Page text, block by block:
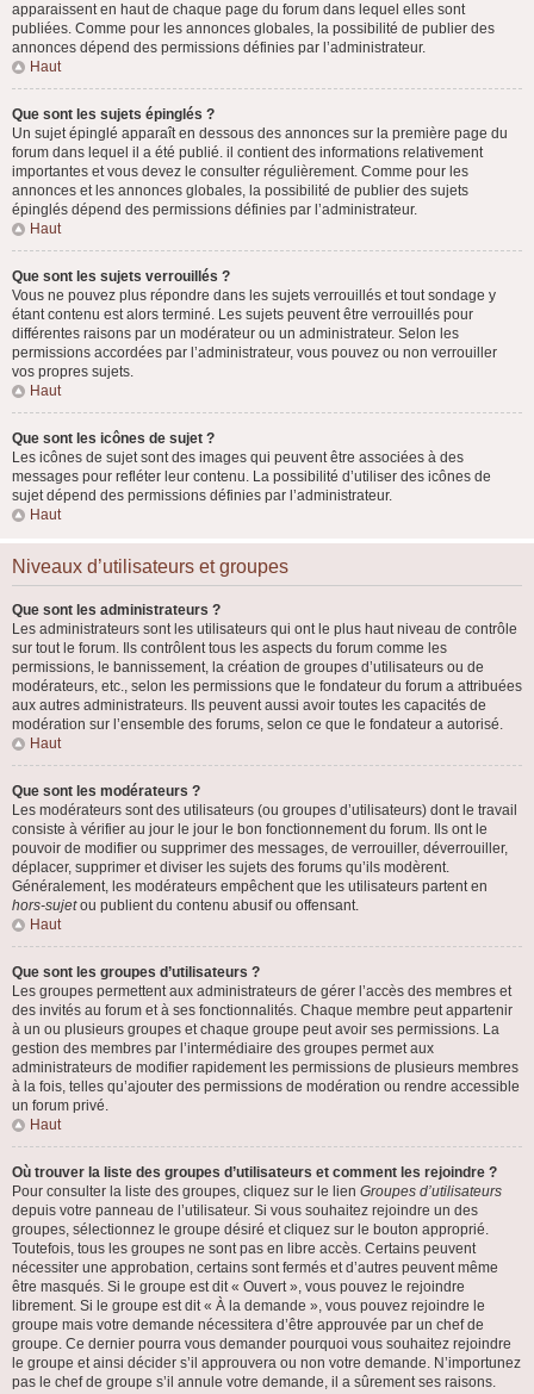
apparaissent en haut de chaque page du forum dans lequel elles sont
publiées. Comme pour les annonces globales, la possibilité de publier des
annonces dépend des permissions définies par l’administrateur.
Haut
Que sont les sujets épinglés ?
Un sujet épinglé apparaît en dessous des annonces sur la première page du
forum dans lequel il a été publié. il contient des informations relativement
importantes et vous devez le consulter régulièrement. Comme pour les
annonces et les annonces globales, la possibilité de publier des sujets
épinglés dépend des permissions définies par l’administrateur.
Haut
Que sont les sujets verrouillés ?
Vous ne pouvez plus répondre dans les sujets verrouillés et tout sondage y
étant contenu est alors terminé. Les sujets peuvent être verrouillés pour
différentes raisons par un modérateur ou un administrateur. Selon les
permissions accordées par l’administrateur, vous pouvez ou non verrouiller
vos propres sujets.
Haut
Que sont les icônes de sujet ?
Les icônes de sujet sont des images qui peuvent être associées à des
messages pour refléter leur contenu. La possibilité d’utiliser des icônes de
sujet dépend des permissions définies par l’administrateur.
Haut
Niveaux d’utilisateurs et groupes
Que sont les administrateurs ?
Les administrateurs sont les utilisateurs qui ont le plus haut niveau de contrôle
sur tout le forum. Ils contrôlent tous les aspects du forum comme les
permissions, le bannissement, la création de groupes d’utilisateurs ou de
modérateurs, etc., selon les permissions que le fondateur du forum a attribuées
aux autres administrateurs. Ils peuvent aussi avoir toutes les capacités de
modération sur l’ensemble des forums, selon ce que le fondateur a autorisé.
Haut
Que sont les modérateurs ?
Les modérateurs sont des utilisateurs (ou groupes d’utilisateurs) dont le travail
consiste à vérifier au jour le jour le bon fonctionnement du forum. Ils ont le
pouvoir de modifier ou supprimer des messages, de verrouiller, déverrouiller,
déplacer, supprimer et diviser les sujets des forums qu’ils modèrent.
Généralement, les modérateurs empêchent que les utilisateurs partent en
hors-sujetou publient du contenu abusif ou offensant.
Haut
Que sont les groupes d’utilisateurs ?
Les groupes permettent aux administrateurs de gérer l’accès des membres et
des invités au forum et à ses fonctionnalités. Chaque membre peut appartenir
à un ou plusieurs groupes et chaque groupe peut avoir ses permissions. La
gestion des membres par l’intermédiaire des groupes permet aux
administrateurs de modifier rapidement les permissions de plusieurs membres
à la fois, telles qu’ajouter des permissions de modération ou rendre accessible
un forum privé.
Haut
Où trouver la liste des groupes d’utilisateurs et comment les rejoindre ?
Pour consulter la liste des groupes, cliquez sur le lien Groupes d’utilisateurs
depuis votre panneau de l’utilisateur. Si vous souhaitez rejoindre un des
groupes, sélectionnez le groupe désiré et cliquez sur le bouton approprié.
Toutefois, tous les groupes ne sont pas en libre accès. Certains peuvent
nécessiter une approbation, certains sont fermés et d’autres peuvent même
être masqués. Si le groupe est dit « Ouvert », vous pouvez le rejoindre
librement. Si le groupe est dit « À la demande », vous pouvez rejoindre le
groupe mais votre demande nécessitera d’être approuvée par un chef de
groupe. Ce dernier pourra vous demander pourquoi vous souhaitez rejoindre
le groupe et ainsi décider s’il approuvera ou non votre demande. N’importunez
pas le chef de groupe s’il annule votre demande, il a sûrement ses raisons.